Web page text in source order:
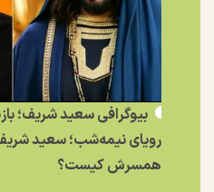
بیوگرافی سعید شریف؛
رویای نیمه‌شب؛ سعید
همسرش کیست؟